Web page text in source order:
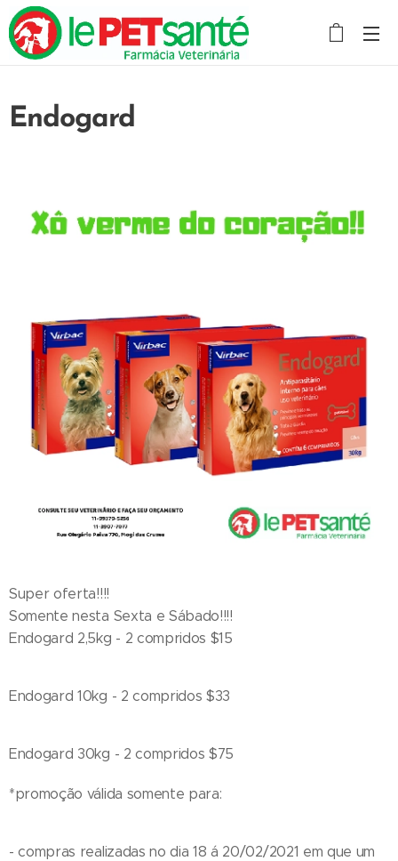
Endogard
Super oferta!!!!
Somente nesta Sexta e Sábado!!!!
Endogard 2,5kg - 2 compridos $15
Endogard 10kg - 2 compridos $33
Endogard 30kg - 2 compridos $75
*promoção válida somente para:
- compras realizadas no dia 18 á 20/02/2021 em que um